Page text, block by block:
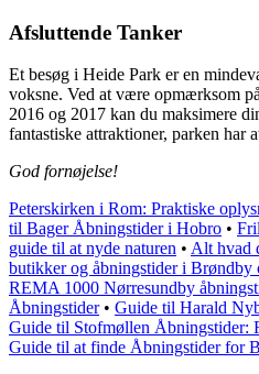
Afsluttende Tanker
Et besøg i Heide Park er en
voksne. Ved at være opmærksom
2016 og 2017 kan du maksimere
fantastiske attraktioner, parken har
God fornøjelse!
Peterskirken i Rom: Praktiske
til Bager Åbningstider i Hobro •
guide til at nyde naturen • Alt hvad
butikker og åbningstider i Brøndby
REMA 1000 Nørresundby
Åbningstider• Guide til Harald
Guide til Stofmøllen Åbningstider:
Guide til at finde Åbningstider for